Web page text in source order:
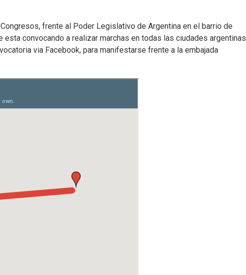
frente al Poder Legislativo de Argentina en el barrio de
convocando a realizar marchas en todas las ciudades argentinas
via Facebook, para manifestarse frente a la embajada